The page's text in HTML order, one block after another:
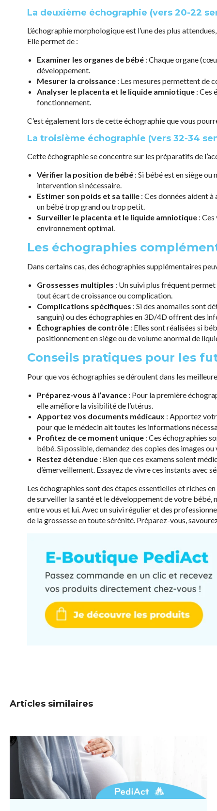
La deuxième échographie (vers 20-22
L’échographie morphologique est l’une des plus
Elle permet de :
Examiner les organes de bébé : Chaque organe
développement.
Mesurer la croissance : Les mesures permettent de
Analyser le placenta et le liquide amniotique : Ces
fonctionnement.
C’est également lors de cette échographie que vous
La troisième échographie (vers 32-34
Cette échographie se concentre sur les préparatifs de
Vérifier la position de bébé : Si bébé est en siège
intervention si nécessaire.
Estimer son poids et sa taille : Ces données aident
un bébé trop grand ou trop petit.
Surveiller le placenta et le liquide amniotique :
environnement optimal.
Les échographies
Dans certains cas, des échographies supplémentaires
Grossesses multiples : Un suivi plus fréquent
tout écart de croissance ou complication.
Complications spécifiques : Si des anomalies sont
sanguin) ou des échographies en 3D/4D offrent des
Échographies de contrôle : Elles sont réalisées si
positionnement en siège ou de volume anormal de
Conseils pratiques pour les
Pour que vos échographies se déroulent dans les
Préparez-vous à l’avance : Pour la première
elle améliore la visibilité de l’utérus.
Apportez vos documents médicaux : Apportez
pour que le médecin ait toutes les informations
Profitez de ce moment unique : Ces échographies
bébé. Si possible, demandez des copies des images
Restez détendue : Bien que ces examens soient
d’émerveillement. Essayez de vivre ces instants avec
Les échographies sont des étapes essentielles et riches
de surveiller la santé et le développement de votre
entre vous et lui. Avec un suivi régulier et des
de la grossesse en toute sérénité. Préparez-vous,
Articles similaires